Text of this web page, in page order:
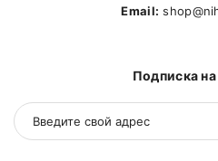
Email:
Подписка